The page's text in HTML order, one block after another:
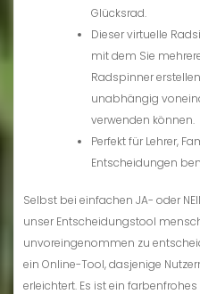
Glücksrad.
Dieser virtuelle
mit dem Sie
Radspinner
unabhängig
verwenden können.
Perfekt für Lehrer,
Entscheidungen
Selbst bei einfachen JA- oder
unser Entscheidungstool
unvoreingenommen zu
ein Online-Tool, dasjenige
erleichtert. Es ist ein